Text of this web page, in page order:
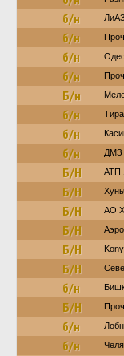
б/н ЛиАЗ
б/н
б/н
б/н
Б/н
б/н
б/н
б/н ДМЗ
Б/Н АТП
Б/Н
Б/Н АО
Б/Н
Б/Н
Б/Н
б/н
Б/Н
б/н
б/н